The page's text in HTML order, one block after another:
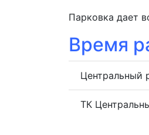
Парковка дает
Время
Центральный
ТК